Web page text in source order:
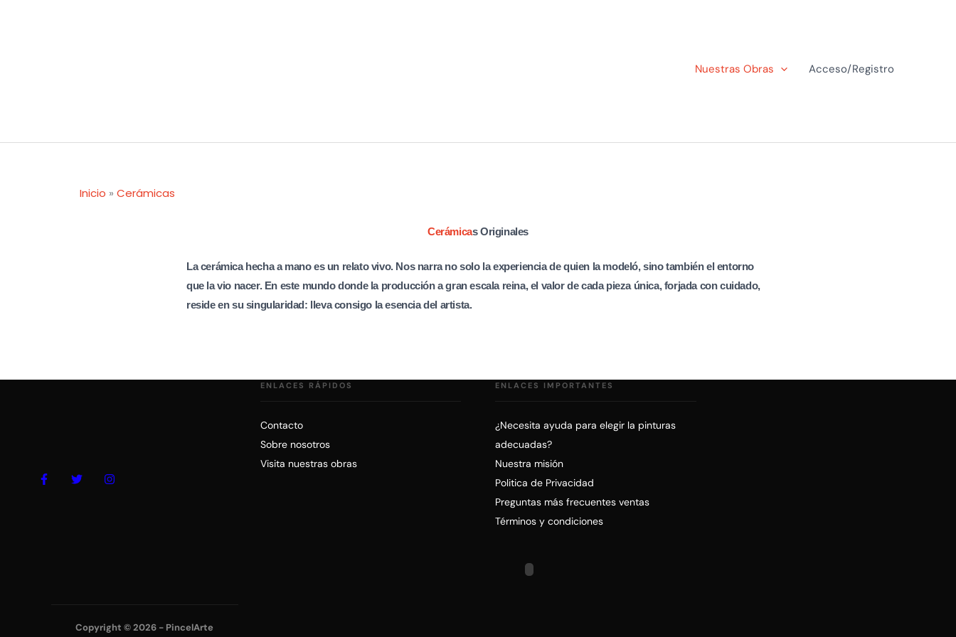
Nuestras Obras Acceso/Registro
Inicio » Cerámicas
Cerámicas Originales
La cerámica hecha a mano es un relato vivo. Nos narra no solo la experiencia de quien la modeló, sino también el entorno
que la vio nacer. En este mundo donde la producción a gran escala reina, el valor de cada pieza única, forjada con cuidado,
reside en su singularidad: lleva consigo la esencia del artista.
ENLACES RÁPIDOS
Contacto
Sobre nosotros
Visita nuestras obras
ENLACES IMPORTANTES
¿Necesita ayuda para elegir la pinturas
adecuadas?
Nuestra misión
Politica de Privacidad
Preguntas más frecuentes ventas
Términos y condiciones
Copyright © 2026 - PincelArte